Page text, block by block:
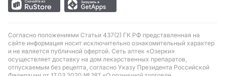
Согласно положениями Статьи 437(2) ГК РФ представленная на
сайте информация носит исключительно ознакомительный характер
и не является публичной офертой. Сеть аптек «Озерки»
осуществляет доставку на дом лекарственных препаратов,
отпускаемым без рецепта, согласно Указу Президента Российской